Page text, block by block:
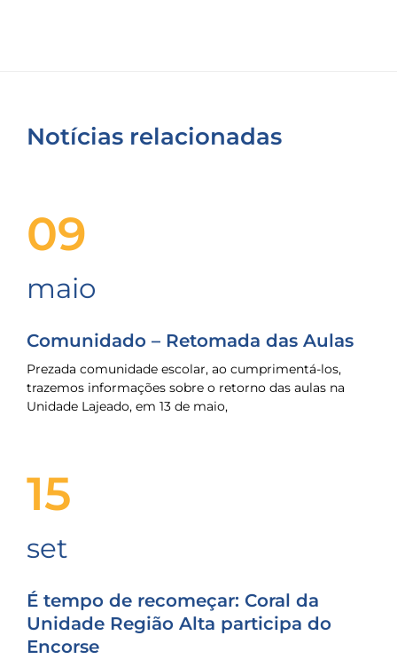
Notícias relacionadas
09
maio
Comunidado – Retomada das Aulas
Prezada comunidade escolar, ao cumprimentá-los,
trazemos informações sobre o retorno das aulas na
Unidade Lajeado, em 13 de maio,
15
set
É tempo de recomeçar: Coral da
Unidade Região Alta participa do
Encorse